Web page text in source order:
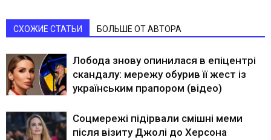
СХОЖИЕ СТАТЬИ БОЛЬШЕ ОТ АВТОРА
Лобода знову опинилася в епіцентрі
скандалу: мережу обурив її жест із
українським прапором (відео)
Соцмережі підірвали смішні меми
після візиту Джолі до Херсона